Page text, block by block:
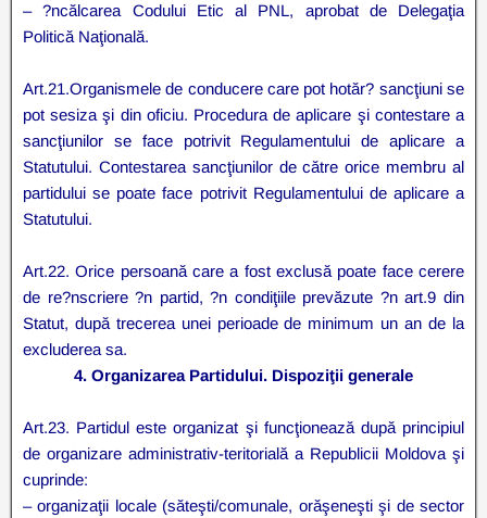
– ?ncălcarea Codului Etic al PNL, aprobat de Delegaţia
Politică Naţională.
Art.21.Organismele de conducere care pot hotăr? sancţiuni se
pot sesiza şi din oficiu. Procedura de aplicare şi contestare a
sancţiunilor se face potrivit Regulamentului de aplicare a
Statutului. Contestarea sancţiunilor de către orice membru al
partidului se poate face potrivit Regulamentului de aplicare a
Statutului.
Art.22. Orice persoană care a fost exclusă poate face cerere
de re?nscriere ?n partid, ?n condiţiile prevăzute ?n art.9 din
Statut, după trecerea unei perioade de minimum un an de la
excluderea sa.
4. Organizarea Partidului. Dispoziţii generale
Art.23. Partidul este organizat şi funcţionează după principiul
de organizare administrativ-teritorială a Republicii Moldova şi
cuprinde:
– organizaţii locale (săteşti/comunale, orăşeneşti şi de sector